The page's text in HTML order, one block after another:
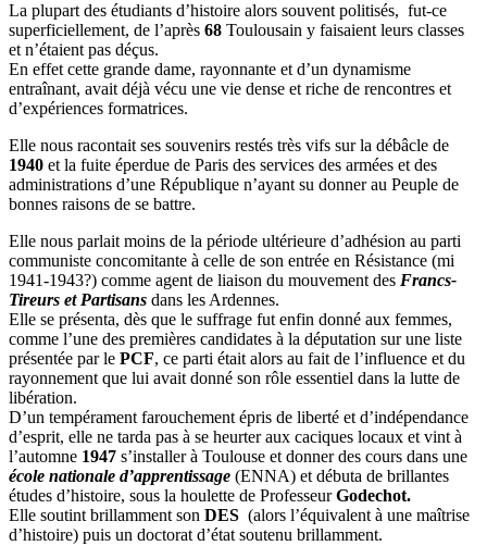
La plupart des étudiants d’histoire alors souvent politisés, fut-ce
superficiellement, de l’après 68 Toulousain y faisaient leurs classes
et n’étaient pas déçus.
En effet cette grande dame, rayonnante et d’un dynamisme
entraînant, avait déjà vécu une vie dense et riche de rencontres et
d’expériences formatrices.
Elle nous racontait ses souvenirs restés très vifs sur la débâcle de
1940 et la fuite éperdue de Paris des services des armées et des
administrations d’une République n’ayant su donner au Peuple de
bonnes raisons de se battre.
Elle nous parlait moins de la période ultérieure d’adhésion au parti
communiste concomitante à celle de son entrée en Résistance (mi
1941-1943?) comme agent de liaison du mouvement des Francs-
Tireurs et Partisans dans les Ardennes.
Elle se présenta, dès que le suffrage fut enfin donné aux femmes,
comme l’une des premières candidates à la députation sur une liste
présentée par le PCF, ce parti était alors au fait de l’influence et du
rayonnement que lui avait donné son rôle essentiel dans la lutte de
libération.
D’un tempérament farouchement épris de liberté et d’indépendance
d’esprit, elle ne tarda pas à se heurter aux caciques locaux et vint à
l’automne 1947 s’installer à Toulouse et donner des cours dans une
école nationale d’apprentissage (ENNA) et débuta de brillantes
études d’histoire, sous la houlette de ProfesseurGodechot.
Elle soutint brillamment son DES (alors l’équivalent à une maîtrise
d’histoire) puis un doctorat d’état soutenu brillamment.